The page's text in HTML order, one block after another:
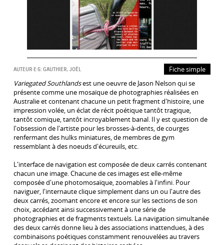
AUTEUR·E·S: GAUTHIER, JOËL
Fiche simple
Variegated Southlandsest une oeuvre de Jason Nelson qui se
présente comme une mosaïque de photographies réalisées en
Australie et contenant chacune un petit fragment d'histoire, une
impression volée, un éclat de récit poétique tantôt tragique,
tantôt comique, tantôt incroyablement banal. Il y est question de
l'obsession de l'artiste pour les brosses-à-dents, de courges
renfermant des hulks miniatures, de membres de gym
ressemblant à des noeuds d'écureuils, etc.
L'interface de navigation est composée de deux carrés contenant
chacun une image. Chacune de ces images est elle-même
composée d'une photomosaïque, zoomables à l'infini. Pour
naviguer, l'internaute clique simplement dans un ou l'autre des
deux carrés, zoomant encore et encore sur les sections de son
choix, accédant ainsi successivement à une série de
photographies et de fragments textuels. La navigation simultanée
des deux carrés donne lieu à des associations inattendues, à des
combinaisons poétiques constamment renouvelées au travers